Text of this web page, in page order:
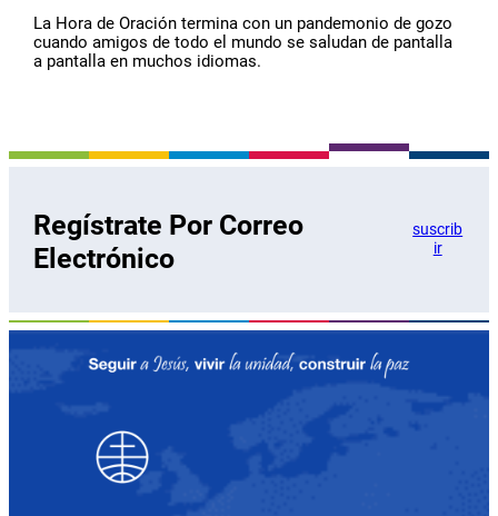
La Hora de Oración termina con un pandemonio de gozo
cuando amigos de todo el mundo se saludan de pantalla
a pantalla en muchos idiomas.
Regístrate Por Correo
Electrónico
suscrib
ir